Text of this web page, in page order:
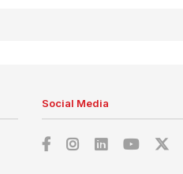
Social Media